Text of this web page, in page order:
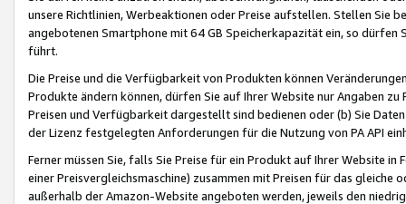
unsere Richtlinien, Werbeaktionen oder Preise aufstellen. Stellen Sie
angebotenen Smartphone mit 64 GB Speicherkapazität ein, so dürfen
führt.
Die Preise und die Verfügbarkeit von Produkten können
Produkte ändern können, dürfen Sie auf Ihrer Website nur Angaben
Preisen und Verfügbarkeit dargestellt sind bedienen oder (b) Sie
der Lizenz festgelegten Anforderungen für die Nutzung von PA API
Ferner müssen Sie, falls Sie Preise für ein Produkt auf Ihrer Website
einer Preisvergleichsmaschine) zusammen mit Preisen für das
außerhalb der Amazon-Website angeboten werden, jeweils den